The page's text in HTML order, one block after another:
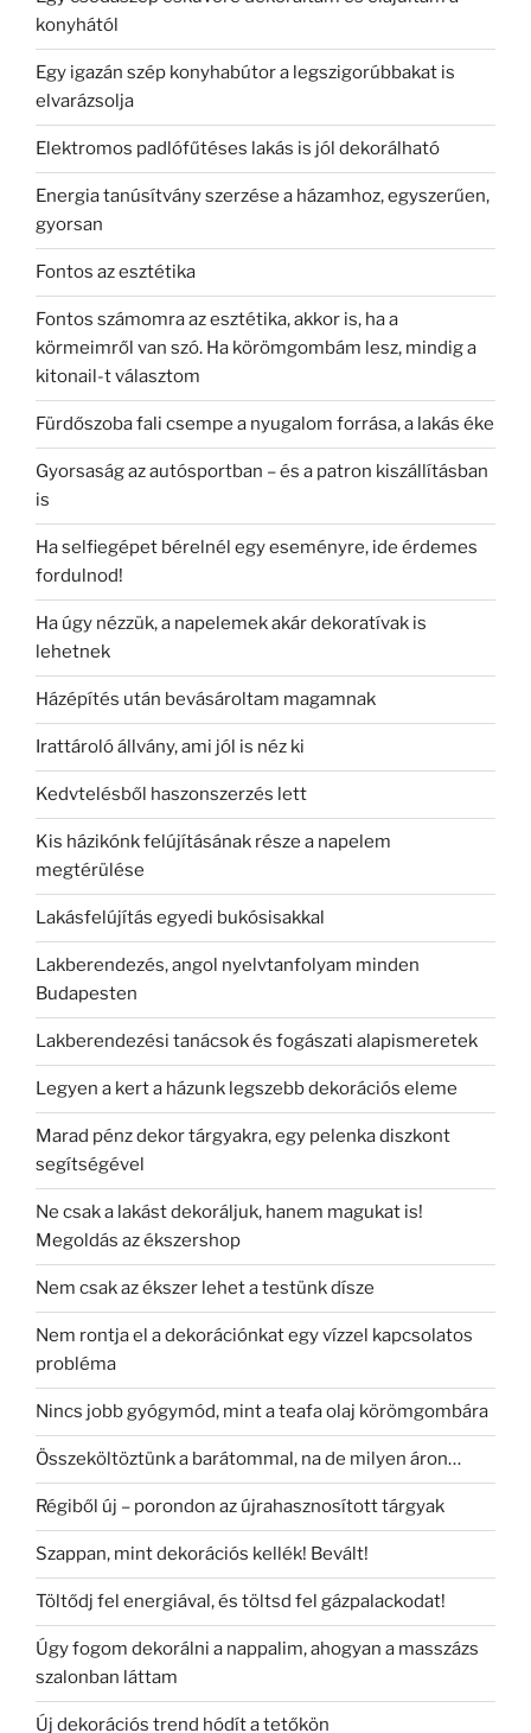
konyhától
Egy igazán szép konyhabútor a legszigorúbbakat is
elvarázsolja
Elektromos padlófűtéses lakás is jól dekorálható
Energia tanúsítvány szerzése a házamhoz, egyszerűen,
gyorsan
Fontos az esztétika
Fontos számomra az esztétika, akkor is, ha a
körmeimről van szó. Ha körömgombám lesz, mindig a
kitonail-t választom
Fürdőszoba fali csempe a nyugalom forrása, a lakás éke
Gyorsaság az autósportban – és a patron kiszállításban
is
Ha selfiegépet bérelnél egy eseményre, ide érdemes
fordulnod!
Ha úgy nézzük, a napelemek akár dekoratívak is
lehetnek
Házépítés után bevásároltam magamnak
Irattároló állvány, ami jól is néz ki
Kedvtelésből haszonszerzés lett
Kis házikónk felújításának része a napelem
megtérülése
Lakásfelújítás egyedi bukósisakkal
Lakberendezés, angol nyelvtanfolyam minden
Budapesten
Lakberendezési tanácsok és fogászati alapismeretek
Legyen a kert a házunk legszebb dekorációs eleme
Marad pénz dekor tárgyakra, egy pelenka diszkont
segítségével
Ne csak a lakást dekoráljuk, hanem magukat is!
Megoldás az ékszershop
Nem csak az ékszer lehet a testünk dísze
Nem rontja el a dekorációnkat egy vízzel kapcsolatos
probléma
Nincs jobb gyógymód, mint a teafa olaj körömgombára
Összeköltöztünk a barátommal, na de milyen áron…
Régiből új – porondon az újrahasznosított tárgyak
Szappan, mint dekorációs kellék! Bevált!
Töltődj fel energiával, és töltsd fel gázpalackodat!
Úgy fogom dekorálni a nappalim, ahogyan a masszázs
szalonban láttam
Új dekorációs trend hódít a tetőkön